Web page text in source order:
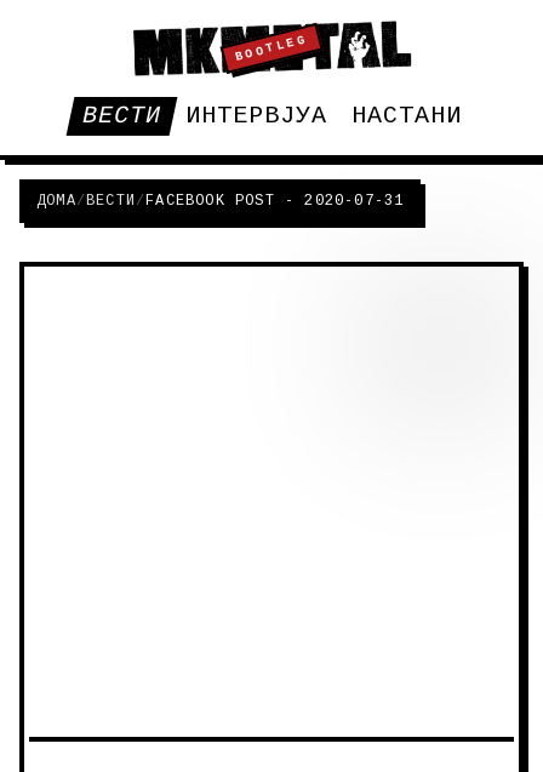
BOOTLEG
ВЕСТИ ИНТЕРВЈУА НАСТАНИ
ДОМА/ВЕСТИ /FACEBOOK POST - 2020-07-31